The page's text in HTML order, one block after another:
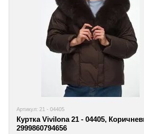
Артикул: 21 - 04405
Куртка Vivilona 21 - 04405,
2999860794656